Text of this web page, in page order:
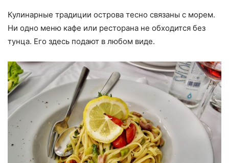
Кулинарные традиции острова тесно связаны с морем.
Ни одно меню кафе или ресторана не обходится без
тунца. Его здесь подают в любом виде.